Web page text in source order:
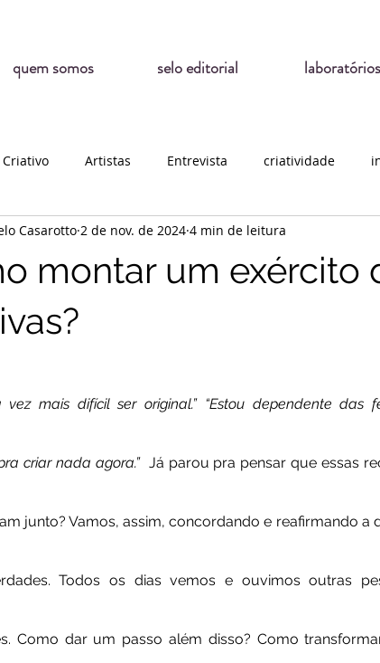
quem somos selo editorial laboratórios
Artistas Entrevista criatividade
montar um exército
Casarotto 2 de nov. de 2024 4 min de leitura
vez mais difícil ser original.” “Estou dependente das
criar nada agora.” Já parou pra pensar que essas
junto? Vamos, assim, concordando e reafirmando a
Todos os dias vemos e ouvimos outras
Como dar um passo além disso? Como